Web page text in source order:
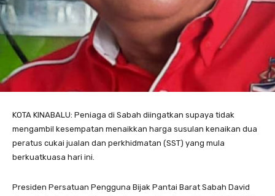
KOTA KINABALU: Peniaga di Sabah diingatkan supaya tidak
mengambil kesempatan menaikkan harga susulan kenaikan dua
peratus cukai jualan dan perkhidmatan (SST) yang mula
berkuatkuasa hari ini.
Presiden Persatuan Pengguna Bijak Pantai Barat Sabah David